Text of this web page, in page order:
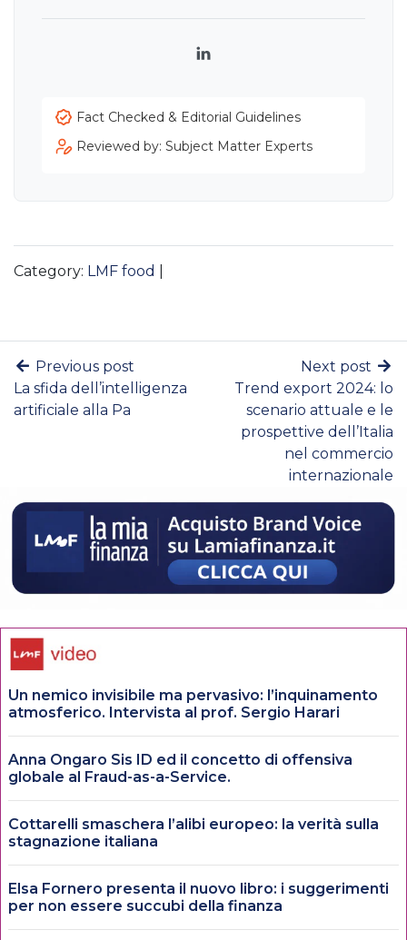
LinkedIn
Fact Checked & Editorial Guidelines
Reviewed by: Subject Matter Experts
Category: LMF food
Previous post
La sfida dell’intelligenza
artificiale alla Pa
Next post
Trend export 2024: lo
scenario attuale e le
prospettive dell’Italia
nel commercio
internazionale
Un nemico invisibile ma pervasivo: l’inquinamento
atmosferico. Intervista al prof. Sergio Harari
Anna Ongaro Sis ID ed il concetto di offensiva
globale al Fraud-as-a-Service.
Cottarelli smaschera l’alibi europeo: la verità sulla
stagnazione italiana
Elsa Fornero presenta il nuovo libro: i suggerimenti
per non essere succubi della finanza